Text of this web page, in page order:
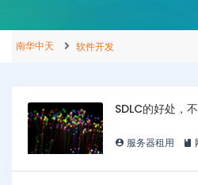
南华中天 软件开发
SDLC的好处，
服务器租用